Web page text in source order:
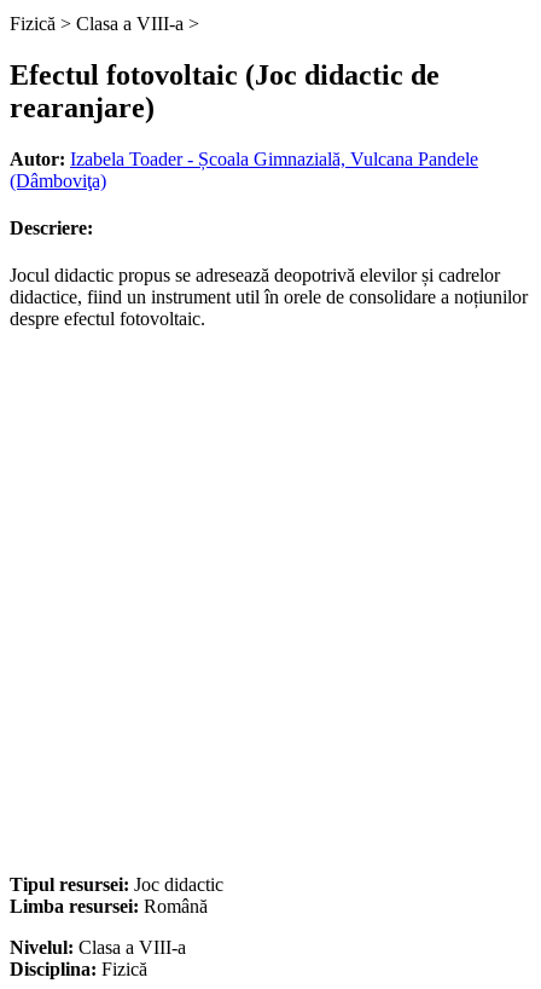
Fizică > Clasa a VIII-a >
Efectul fotovoltaic (Joc didactic de
rearanjare)
Autor: Izabela Toader - Școala Gimnazială, Vulcana Pandele
(Dâmboviţa)
Descriere:
Jocul didactic propus se adresează deopotrivă elevilor și cadrelor
didactice, fiind un instrument util în orele de consolidare a noțiunilor
despre efectul fotovoltaic.
Tipul resursei: Joc didactic
Limba resursei: Română
Nivelul: Clasa a VIII-a
Disciplina: Fizică